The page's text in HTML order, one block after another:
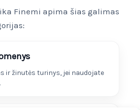
Finemi apima šias galimas
ir žinutės turinys, jei naudojate